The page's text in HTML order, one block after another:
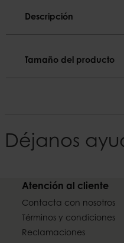
Descripción
Coloca siempre la vela
portavelas de material
Rojo
Duración
~37 h
Tamaño del producto
Altura
Peso
0,29 kilo
Atención al cliente
Contacta con nosotros
Términos y condiciones
Reclamaciones